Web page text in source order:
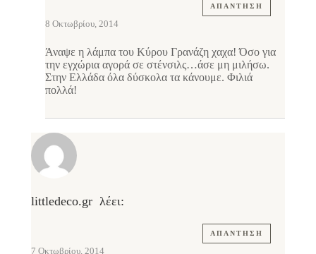
ΑΠΆΝΤΗΣΗ
8 Οκτωβρίου, 2014
Άναψε η λάμπα του Κύρου Γρανάζη χαχα! Όσο για
την εγχώρια αγορά σε στένσιλς…άσε μη μιλήσω.
Στην Ελλάδα όλα δύσκολα τα κάνουμε. Φιλιά
πολλά!
littledeco.gr λέει:
ΑΠΆΝΤΗΣΗ
7 Οκτωβρίου, 2014